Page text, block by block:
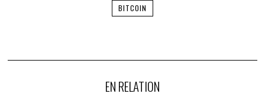
BITCOIN
EN RELATION